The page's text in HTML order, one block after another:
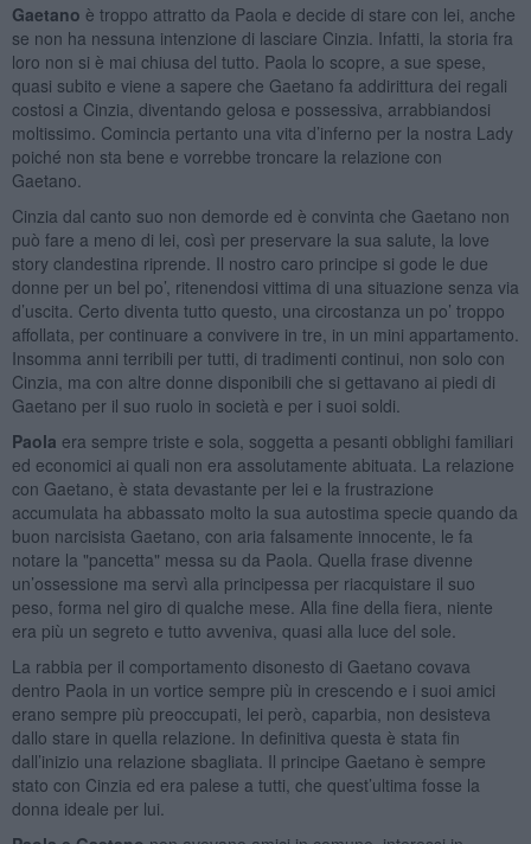
Gaetano è troppo attratto da Paola e decide di stare con lei, anche
se non ha nessuna intenzione di lasciare Cinzia. Infatti, la storia fra
loro non si è mai chiusa del tutto. Paola lo scopre, a sue spese,
quasi subito e viene a sapere che Gaetano fa addirittura dei regali
costosi a Cinzia, diventando gelosa e possessiva, arrabbiandosi
moltissimo. Comincia pertanto una vita d’inferno per la nostra Lady
poiché non sta bene e vorrebbe troncare la relazione con
Gaetano.
Cinzia dal canto suo non demorde ed è convinta che Gaetano non
può fare a meno di lei, così per preservare la sua salute, la love
story clandestina riprende. Il nostro caro principe si gode le due
donne per un bel po’, ritenendosi vittima di una situazione senza via
d’uscita. Certo diventa tutto questo, una circostanza un po’ troppo
affollata, per continuare a convivere in tre, in un mini appartamento.
Insomma anni terribili per tutti, di tradimenti continui, non solo con
Cinzia, ma con altre donne disponibili che si gettavano ai piedi di
Gaetano per il suo ruolo in società e per i suoi soldi.
Paola era sempre triste e sola, soggetta a pesanti obblighi familiari
ed economici ai quali non era assolutamente abituata. La relazione
con Gaetano, è stata devastante per lei e la frustrazione
accumulata ha abbassato molto la sua autostima specie quando da
buon narcisista Gaetano, con aria falsamente innocente, le fa
notare la "pancetta" messa su da Paola. Quella frase divenne
un’ossessione ma servì alla principessa per riacquistare il suo
peso, forma nel giro di qualche mese. Alla fine della fiera, niente
era più un segreto e tutto avveniva, quasi alla luce del sole.
La rabbia per il comportamento disonesto di Gaetano covava
dentro Paola in un vortice sempre più in crescendo e i suoi amici
erano sempre più preoccupati, lei però, caparbia, non desisteva
dallo stare in quella relazione. In definitiva questa è stata fin
dall’inizio una relazione sbagliata. Il principe Gaetano è sempre
stato con Cinzia ed era palese a tutti, che quest’ultima fosse la
donna ideale per lui.